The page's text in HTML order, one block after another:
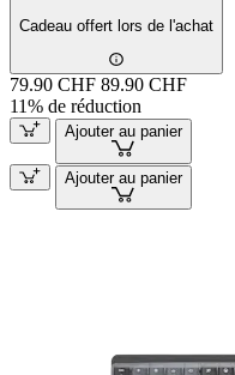
Cadeau offert lors de l'achat
79.90 CHF 89.90 CHF
11% de réduction
Ajouter au panier
Ajouter au panier